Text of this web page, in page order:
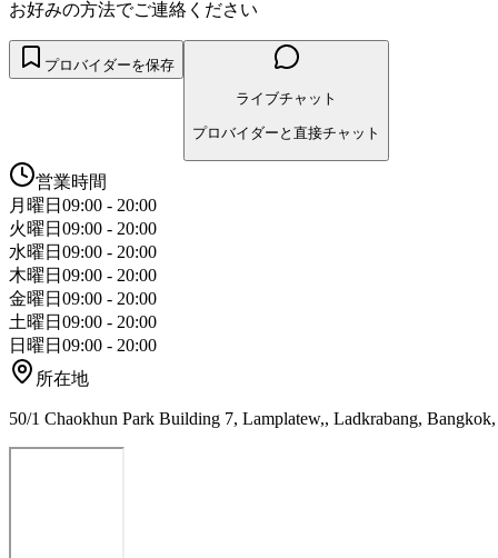
お好みの方法でご連絡ください
プロバイダーを保存
ライブチャット
プロバイダーと直接チャット
営業時間
月曜日 09:00 - 20:00
火曜日 09:00 - 20:00
水曜日 09:00 - 20:00
木曜日 09:00 - 20:00
金曜日 09:00 - 20:00
土曜日 09:00 - 20:00
日曜日 09:00 - 20:00
所在地
50/1 Chaokhun Park Building 7, Lamplatew,, Ladkrabang,